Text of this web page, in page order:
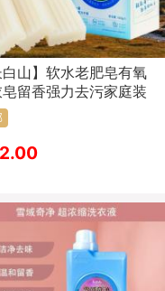
白山】软水老肥皂有氧
留香强力去污家庭装